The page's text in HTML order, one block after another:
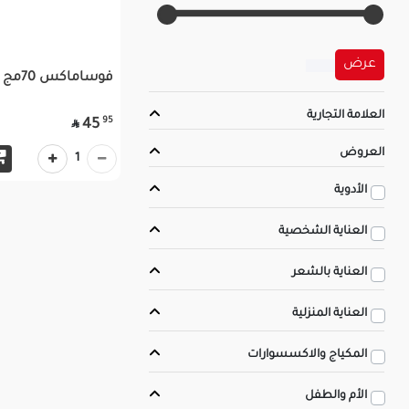
عرض
العلامة التجارية
العروض
الأدوية
العناية الشخصية
العناية بالشعر
العناية المنزلية
المكياج والاكسسوارات
الأم والطفل
فوساماكس 70مج | 4 أقراص
95
45

1